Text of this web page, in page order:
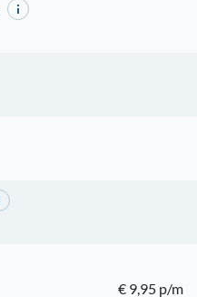
€ 9,95 p/m